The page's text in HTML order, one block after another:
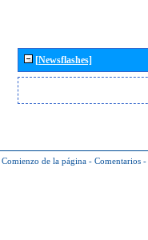
[Newsflashes]
Comienzo de la página - Comentarios -